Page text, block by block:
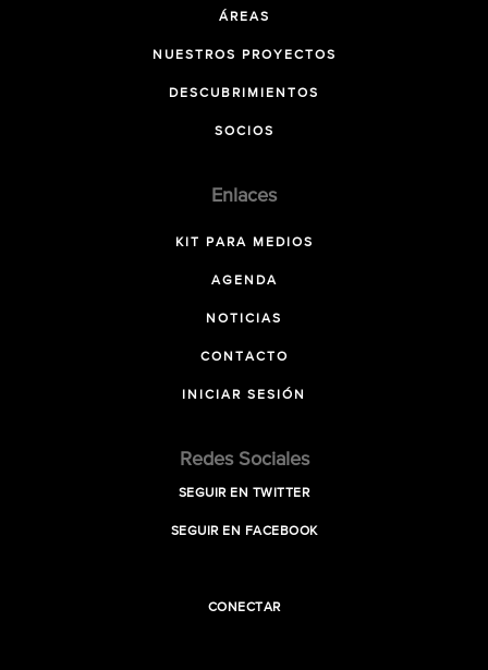
ÁREAS
NUESTROS PROYECTOS
DESCUBRIMIENTOS
SOCIOS
Enlaces
KIT PARA MEDIOS
AGENDA
NOTICIAS
CONTACTO
INICIAR SESIÓN
Redes Sociales
SEGUIR EN TWITTER
SEGUIR EN FACEBOOK
CONECTAR